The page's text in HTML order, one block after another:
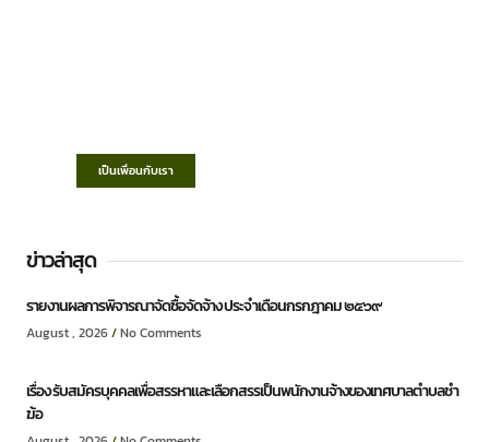
เป็นเพื่อนกับเรา
ข่าวล่าสุด
รายงานผลการพิจารณาจัดซื้อจัดจ้าง ประจำเดือนกรกฎาคม ๒๕๖๙
August , 2026 No Comments
เรื่อง รับสมัครบุคคลเพื่อสรรหาและเลือกสรรเป็นพนักงานจ้างของเทศบาลตำบลชำ
ฆ้อ